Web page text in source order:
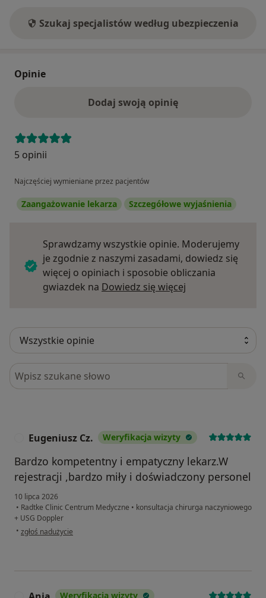
Szukaj specjalistów według ubezpieczenia
Opinie
Dodaj swoją opinię
5 opinii
Najczęściej wymieniane przez pacjentów
Zaangażowanie lekarza Szczegółowe wyjaśnienia
Sprawdzamy wszystkie opinie. Moderujemy
je zgodnie z naszymi zasadami, dowiedz się
więcej o opiniach i sposobie obliczania
gwiazdek na Dowiedz się więcej
Szukaj w opiniach
Eugeniusz Cz. Weryfikacja wizyty
Bardzo kompetentny i empatyczny lekarz.W
rejestracji ,bardzo miły i doświadczony personel
10 lipca 2026
• Radtke Clinic Centrum Medyczne • konsultacja chirurga naczyniowego
+ USG Doppler
• w opinii użytkownika Eugeniusz Cz.
zgłoś nadużycie
Weryfikacja wizyty